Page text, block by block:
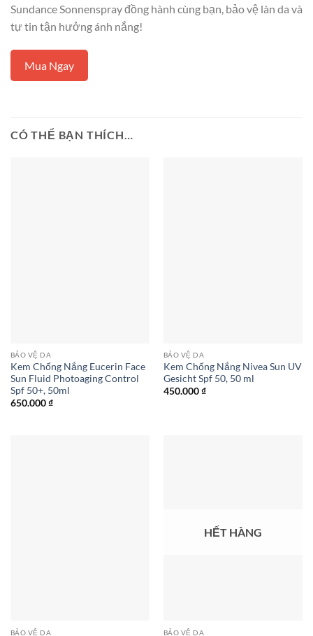
Sundance Sonnenspray đồng hành cùng bạn, bảo vệ làn da và
tự tin tận hưởng ánh nắng!
Mua Ngay
CÓ THỂ BẠN THÍCH…
BẢO VỆ DA
Kem Chống Nắng Eucerin Face
Sun Fluid Photoaging Control
Spf 50+, 50ml
650.000₫
BẢO VỆ DA
Kem Chống Nắng Nivea Sun UV
Gesicht Spf 50, 50 ml
450.000₫
BẢO VỆ DA
HẾT HÀNG
BẢO VỆ DA